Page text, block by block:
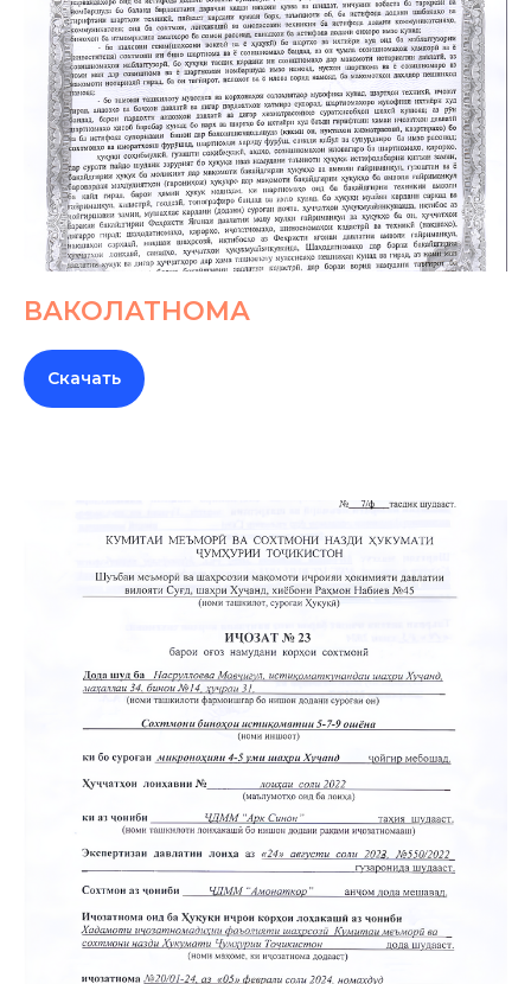
ВАКОЛАТНОМА
Скачать